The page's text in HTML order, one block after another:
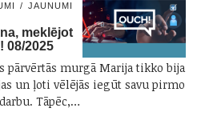
JAUNUMI
meklējot
08/2025
pārvērtās murgā Marija tikko bija
un ļoti vēlējās iegūt savu pirmo
Tāpēc,…